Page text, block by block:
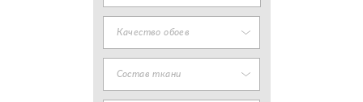
Качество обоев
Состав ткани